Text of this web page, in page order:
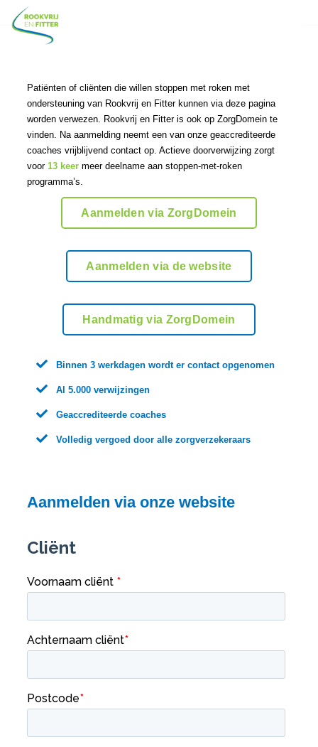
Patiënten of cliënten die willen stoppen met roken met
ondersteuning van Rookvrij en Fitter kunnen via deze pagina
worden verwezen. Rookvrij en Fitter is ook op ZorgDomein te
vinden. Na aanmelding neemt een van onze geaccrediteerde
coaches vrijblijvend contact op. Actieve doorverwijzing zorgt
voor 13 keermeer deelname aan stoppen-met-roken
programma’s.
Aanmelden via ZorgDomein
Aanmelden via de website
Handmatig via ZorgDomein
 Binnen 3 werkdagen wordt er contact opgenomen
 Al 5.000 verwijzingen
 Geaccrediteerde coaches
 Volledig vergoed door alle zorgverzekeraars
Aanmelden via onze website